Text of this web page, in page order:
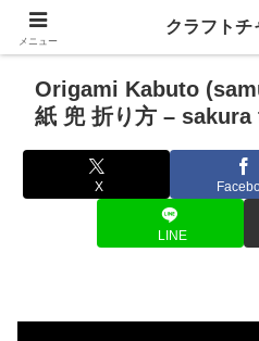
Origami Kabuto
紙 兜 折り方 – sakura
X
LINE
メニュー
クラフトチ